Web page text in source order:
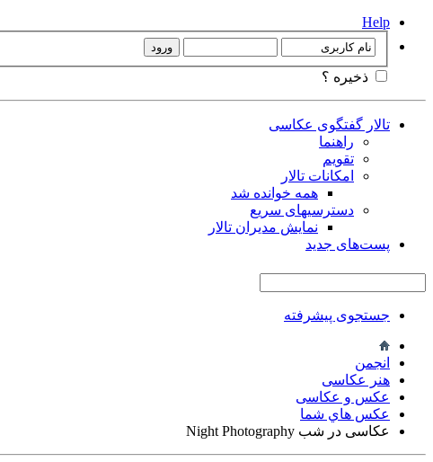
Help
ذخیره ؟
تالار گفتگوی عکاسی
راهنما
تقویم
امکانات تالار
همه خوانده شد
دسترسیهای سریع
نمایش مدیران تالار
پست‌های جدید
جستجوی پیشرفته
انجمن
هنر عکاسی
عکس و عکاسی
عكس هاي شما
عکاسی در شب Night Photography